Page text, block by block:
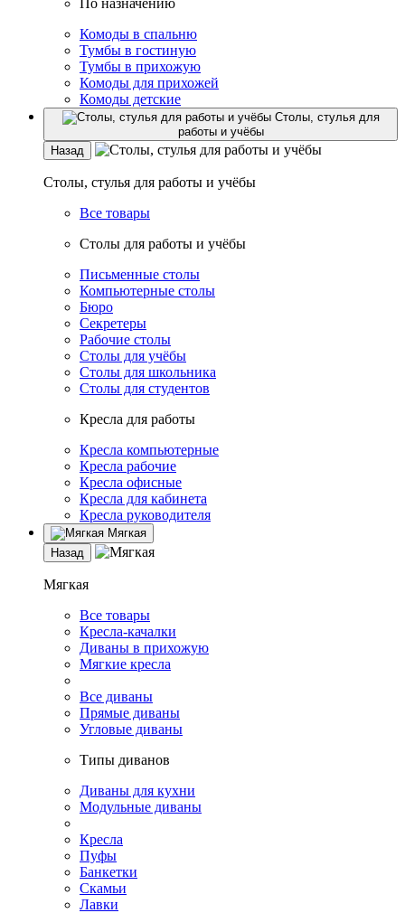
По назначению
Комоды в спальню
Тумбы в гостиную
Тумбы в прихожую
Комоды для прихожей
Комоды детские
Столы, стулья для
работы и учёбы
Назад
Столы, стулья для работы и учёбы
Все товары
Столы для работы и учёбы
Письменные столы
Компьютерные столы
Бюро
Секретеры
Рабочие столы
Столы для учёбы
Столы для школьника
Столы для студентов
Кресла для работы
Кресла компьютерные
Кресла рабочие
Кресла офисные
Кресла для кабинета
Кресла руководителя
Мягкая
Назад
Мягкая
Все товары
Кресла-качалки
Диваны в прихожую
Мягкие кресла
Все диваны
Прямые диваны
Угловые диваны
Типы диванов
Диваны для кухни
Модульные диваны
Кресла
Пуфы
Банкетки
Скамьи
Лавки